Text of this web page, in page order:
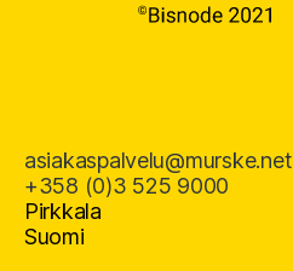
asiakaspalvelu@murske.net
+358 (0)3 525 9000
Pirkkala
Suomi